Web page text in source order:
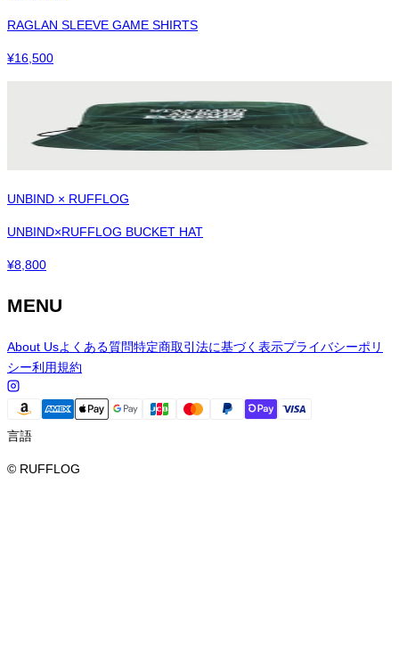
RAGLAN SLEEVE GAME SHIRTS
¥16,500
UNBIND × RUFFLOG
UNBIND×RUFFLOG BUCKET HAT
¥8,800
MENU
About Usよくある質問特定商取引法に基づく表示プライバシーポリ
シー利用規約
言語
© RUFFLOG